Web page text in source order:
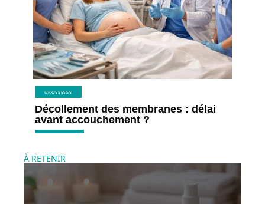
GROSSESSE
Décollement des membranes : délai
avant accouchement ?
À RETENIR